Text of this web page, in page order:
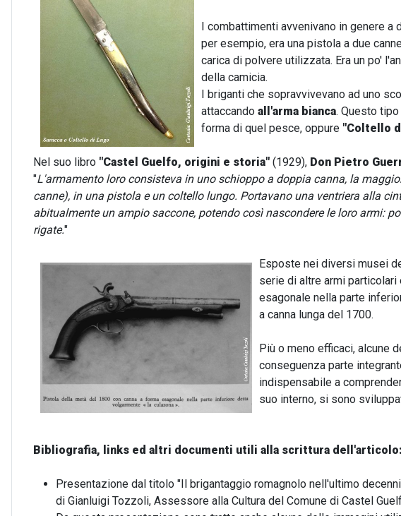
I combattimenti avvenivano in genere
per esempio, era una pistola a due
carica di polvere utilizzata. Era un po'
della camicia.
I briganti che sopravvivevano ad uno
attaccando all'arma bianca. Questo
forma di quel pesce, oppure "Coltello
Nel suo libro "Castel Guelfo, origini e storia" (1929), Don Pietro
"L'armamento loro consisteva in uno schioppo a doppia canna, la
canne), in una pistola e un coltello lungo. Portavano una ventriera alla
abitualmente un ampio saccone, potendo così nascondere le loro armi:
rigate."
Esposte nei diversi musei
serie di altre armi
esagonale nella parte
a canna lunga del 1700.
Più o meno efficaci, alcune
conseguenza parte
indispensabile a
suo interno, si sono
Bibliografia, links ed altri documenti utili alla scrittura dell'articolo:
Presentazione dal titolo "Il brigantaggio romagnolo nell'ultimo
di Gianluigi Tozzoli, Assessore alla Cultura del Comune di Castel